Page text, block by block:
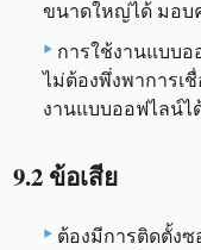
ขนาดใหญ่ได้ มอบ
การใช้งานแบบอ
ไม่ต้องพึ่งพาการเ
งานแบบออฟไลน์ไ
9.2 ข้อเสีย
ต้องมีการติดตั้งซ